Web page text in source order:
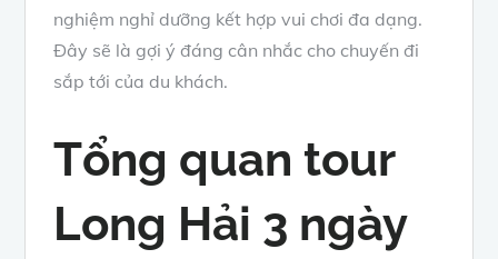
nghiệm nghỉ dưỡng kết hợp vui chơi đa dạng.
Đây sẽ là gợi ý đáng cân nhắc cho chuyến đi
sắp tới của du khách.
Tổng quan tour
Long Hải 3 ngày